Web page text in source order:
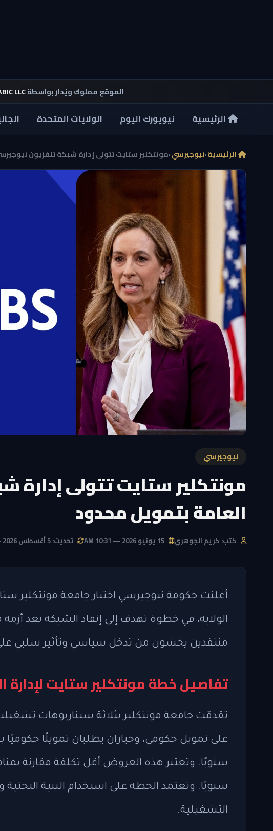
الموقع مملوك ويُدار بواسطةLLC
الرئيسية نيويورك اليوم الولايات المتحدة
الرئيسية›نيوجيرسي›مونتكلير ستايت تتولى إدارة شبكة تلفزيون
نيوجيرسي
مونتكلير ستايت تتولى إدارة
العامة بتمويل محدود
كتب: كريم الجوهري تحديث: 5 أغسطس 2026 — 2:33 PM
أعلنت حكومة نيوجيرسي اختيار جامعة مونتكلير
الولاية، في خطوة تهدف إلى إنقاذ الشبكة بعد أزمة
منتقدين يخشون من تدخل سياسي وتأثير سلبي على
تفاصيل خطة مونتكلير ستايت لإدارة
تقدمّت جامعة مونتكلير بثلاثة سيناريوهات
سنويًا. وتعتبر هذه العروض أقل تكلفة مقارنة
سنويًا. وتعتمد الخطة على استخدام البنية التحتية
التشغيلية.